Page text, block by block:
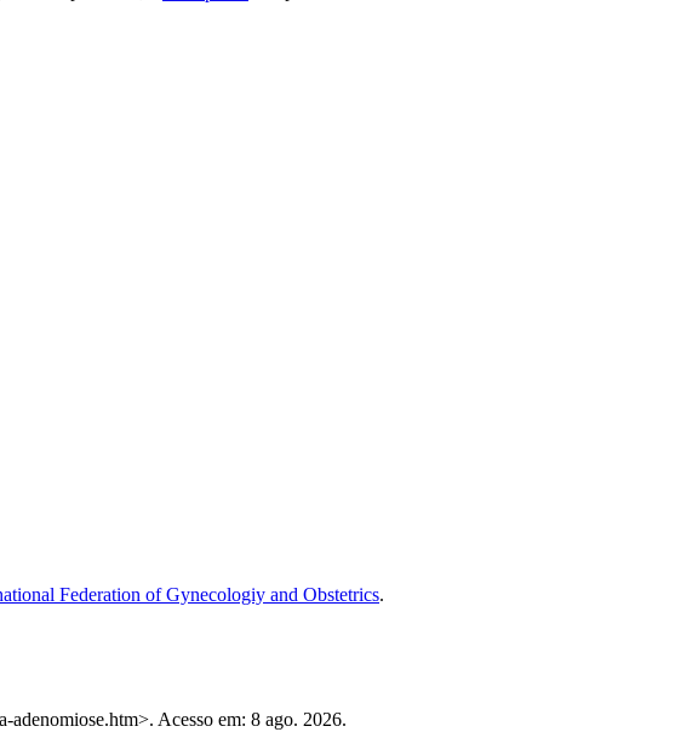
Federation of Gynecologiy and Obstetrics.
adenomiose.htm>. Acesso em: 8 ago. 2026.